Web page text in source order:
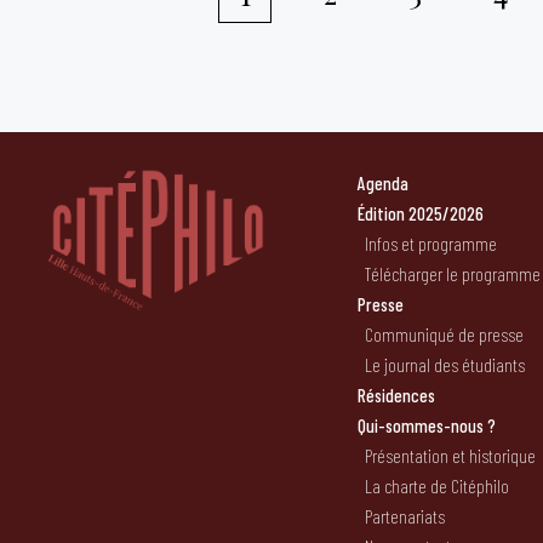
publications
Agenda
Édition 2025/2026
Infos et programme
Télécharger le programme
Presse
Communiqué de presse
Le journal des étudiants
Résidences
Qui-sommes-nous ?
Présentation et historique
La charte de Citéphilo
Partenariats